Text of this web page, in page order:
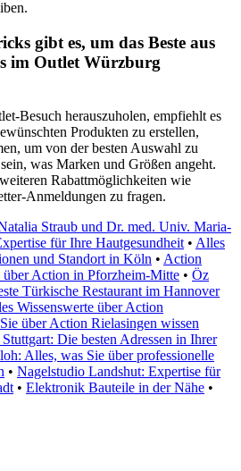
gibt es, um das Beste aus
im Outlet Würzburg
Besuch herauszuholen, empfiehlt es
Produkten zu erstellen,
um von der besten Auswahl zu
was Marken und Größen angeht.
Rabattmöglichkeiten wie
Anmeldungen zu fragen.
Straub und Dr. med. Univ. Maria-
für Ihre Hautgesundheit • Alles
und Standort in Köln • Action
Action in Pforzheim-Mitte • Öz
Türkische Restaurant im Hannover
Wissenswerte über Action
über Action Rielasingen wissen
Die besten Adressen in Ihrer
Alles, was Sie über professionelle
• Nagelstudio Landshut: Expertise für
• Elektronik Bauteile in der Nähe •